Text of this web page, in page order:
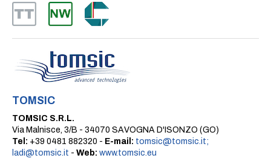
TOMSIC
TOMSIC S.R.L.
Via Malnisce, 3/B - 34070 SAVOGNA D'ISONZO (GO)
Tel: +39 0481 882320 - E-mail: tomsic@tomsic.it;
ladi@tomsic.it - Web: www.tomsic.eu